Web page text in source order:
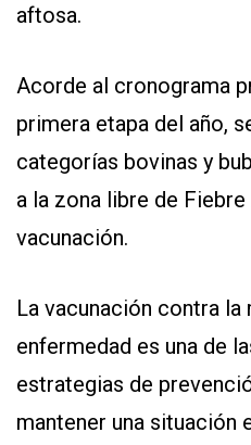
PRIVACIDAD
QUIENES
aftosa.
Acorde al cronograma
primera etapa del año,
categorías bovinas y
a la zona libre de
vacunación.
La vacunación contra la
enfermedad es una de
estrategias de
mantener una situación